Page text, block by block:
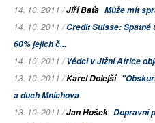
14. 10. 2011 /Jiří Baťa Může mít
14. 10. 2011 /Credit Suisse:
60% jejich č...
14. 10. 2011 /Vědci v Jižní Africe
13. 10. 2011 /Karel Dolejší
a duch Mnichova
13. 10. 2011 /Jan Hošek Dopravní